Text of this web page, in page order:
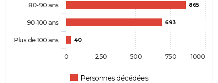
865
693
40
Personnes décédées
80-90 ans
90-100 ans
Plus de 100 ans
0 1000
250 500 750